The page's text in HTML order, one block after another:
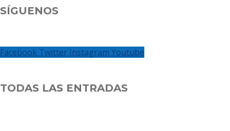
SÍGUENOS
Facebook Twitter Instagram Youtube
TODAS LAS ENTRADAS